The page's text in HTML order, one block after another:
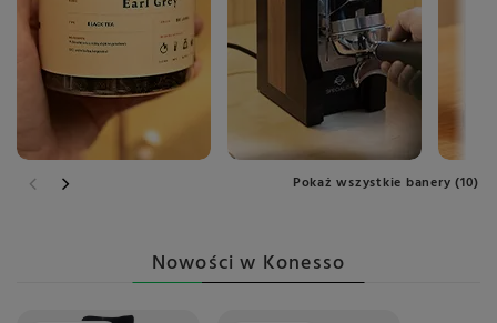
Pokaż wszystkie banery (10)
Nowości w Konesso